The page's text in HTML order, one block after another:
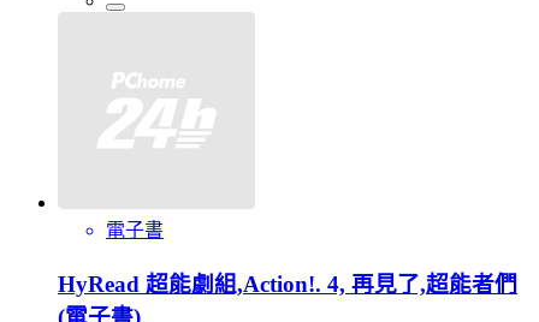
電子書
HyRead 超能劇組,Action!. 4, 再見了,超能者們
(電子書)